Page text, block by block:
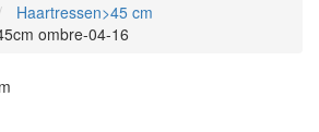
Haartressen>45 cm
ombre-04-16